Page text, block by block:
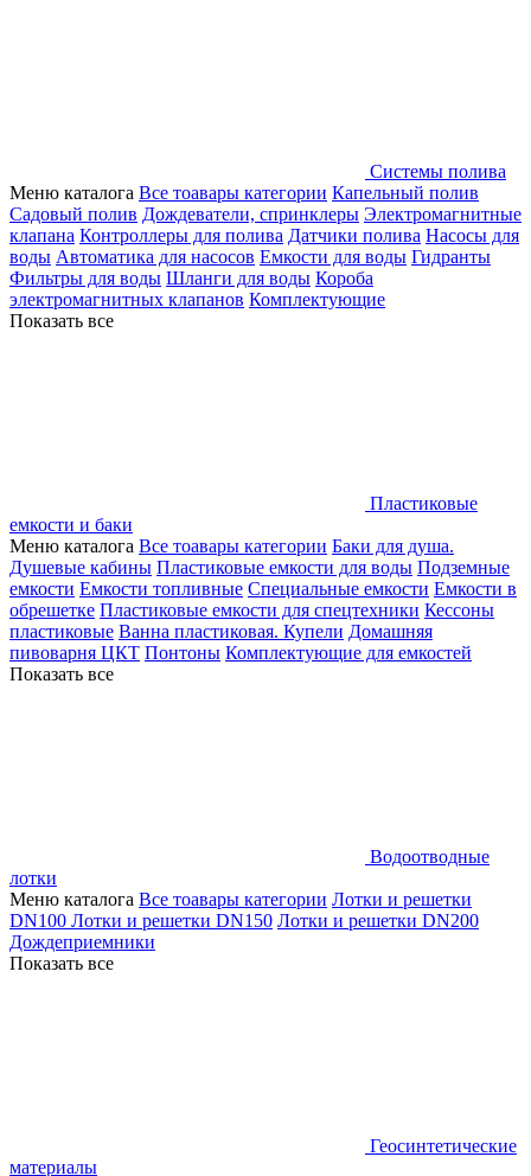
Системы полива
Меню каталога Все тоавары категории Капельный полив
Садовый полив Дождеватели, спринклеры Электромагнитные
клапана Контроллеры для полива Датчики полива Насосы для
воды Автоматика для насосов Емкости для воды Гидранты
Фильтры для воды Шланги для воды Короба
электромагнитных клапанов Комплектующие
Показать все
Пластиковые
емкости и баки
Меню каталога Все тоавары категории Баки для душа.
Душевые кабины Пластиковые емкости для воды Подземные
емкости Емкости топливные Специальные емкости Емкости в
обрешетке Пластиковые емкости для спецтехники Кессоны
пластиковые Ванна пластиковая. Купели Домашняя
пивоварня ЦКТ Понтоны Комплектующие для емкостей
Показать все
Водоотводные
лотки
Меню каталога Все тоавары категории Лотки и решетки
DN100 Лотки и решетки DN150 Лотки и решетки DN200
Дождеприемники
Показать все
Геосинтетические
материалы